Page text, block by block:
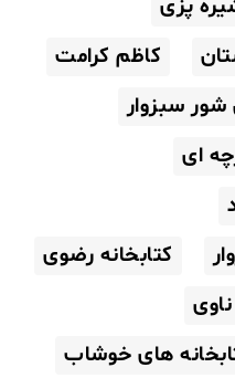
پزی
کاظم کرامت
شور سبزوار
ای
کتابخانه رضوی
های خوشاب